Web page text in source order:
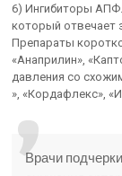
6) Ингибиторы
который отвечает
Препараты
«Анаприлин»,
давления со
», «Кордафлекс»,
Врачи